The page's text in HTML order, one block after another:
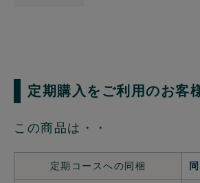
定期購入をご利用のお客
この商品は・・
定期コースへの同梱